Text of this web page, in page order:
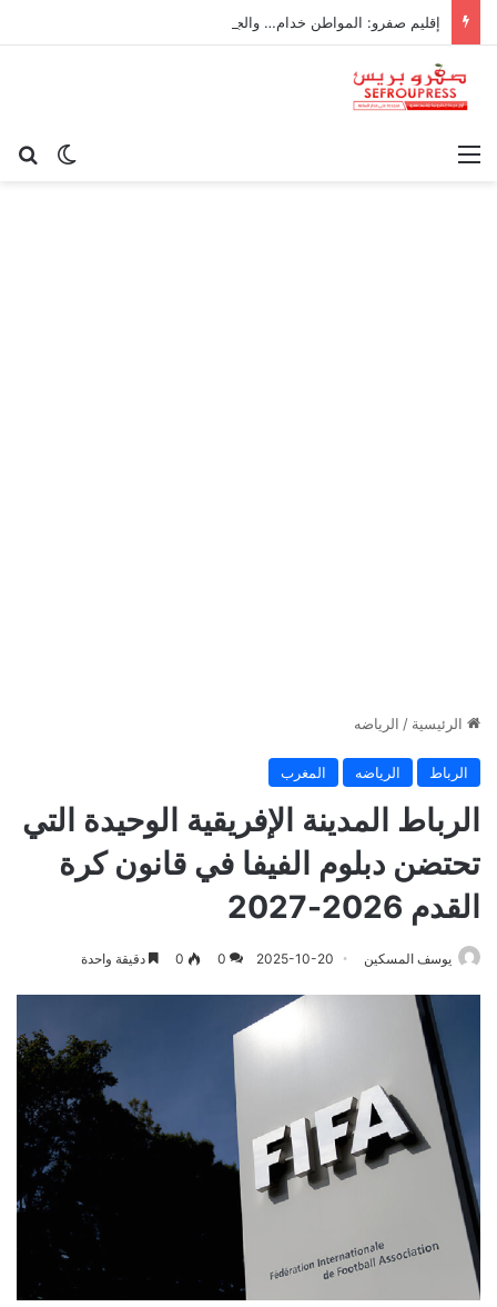
إقليم صفرو: المواطن خدام… والجماعة ناعسة!
الوضع القائمة
الرئيسية / الرياضه
الرباط الرياضه المغرب
الرباط المدينة الإفريقية الوحيدة التي
تحتضن دبلوم الفيفا في قانون كرة
القدم 2026-2027
يوسف المسكين 2025-10-20
0
0 دقيقة واحدة